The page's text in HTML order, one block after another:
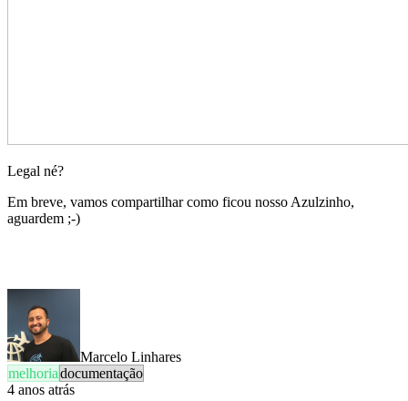
Legal né?
Em breve, vamos compartilhar como ficou nosso Azulzinho,
aguardem ;-)
Marcelo Linhares
melhoriadocumentação
4 anos atrás